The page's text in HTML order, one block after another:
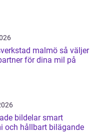
malmö så väljer
för dina mil på
bildelar smart
och hållbart bilägande